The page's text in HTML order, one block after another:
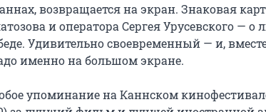
возвращается на экран. Знаковая
и оператора Сергея Урусевского — о
Удивительно своевременный — и,
именно на большом экране.
упоминание на Каннском